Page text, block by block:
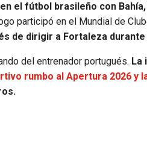
el fútbol brasileño con
participó en el Mundial de
de dirigir a Fortaleza durante
del entrenador portugués. La
rumbo al Apertura 2026 y